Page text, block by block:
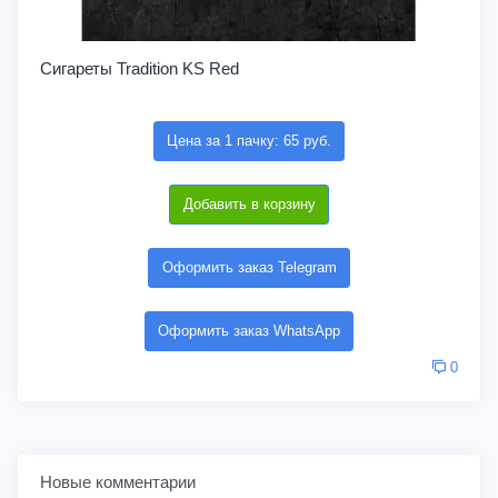
Сигареты Tradition KS Red
Цена за 1 пачку: 65 руб.
Добавить в корзину
Оформить заказ Telegram
Оформить заказ WhatsApp
0
Новые комментарии